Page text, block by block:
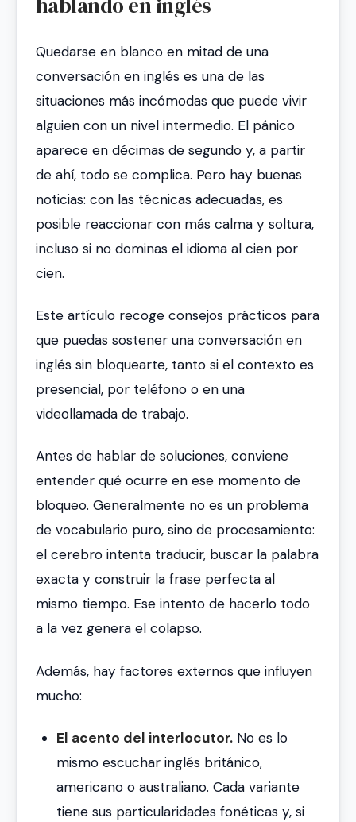
Quedarse en blanco en mitad de una
conversación en inglés es una de las
situaciones más incómodas que puede vivir
alguien con un nivel intermedio. El pánico
aparece en décimas de segundo y, a partir
de ahí, todo se complica. Pero hay buenas
noticias: con las técnicas adecuadas, es
posible reaccionar con más calma y soltura,
incluso si no dominas el idioma al cien por
cien.
Este artículo recoge consejos prácticos para
que puedas sostener una conversación en
inglés sin bloquearte, tanto si el contexto es
presencial, por teléfono o en una
videollamada de trabajo.
Antes de hablar de soluciones, conviene
entender qué ocurre en ese momento de
bloqueo. Generalmente no es un problema
de vocabulario puro, sino de procesamiento:
el cerebro intenta traducir, buscar la palabra
exacta y construir la frase perfecta al
mismo tiempo. Ese intento de hacerlo todo
a la vez genera el colapso.
Además, hay factores externos que influyen
mucho:
El acento del interlocutor.No es lo
mismo escuchar inglés británico,
americano o australiano. Cada variante
tiene sus particularidades fonéticas y, si